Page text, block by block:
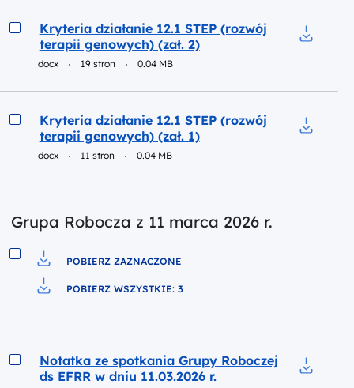
Podgląd
Kryteria działanie 12.1 STEP (rozwój
terapii genowych) (zał. 2)
docx 19 stron 0.04 MB
Podgląd
Kryteria działanie 12.1 STEP (rozwój
terapii genowych) (zał. 1)
docx 11 stron 0.04 MB
Grupa Robocza z 11 marca 2026 r.
Pobierz do pliku
POBIERZ ZAZNACZONE
POBIERZ WSZYSTKIE: 3
Podgląd
Notatka ze spotkania Grupy Roboczej
ds EFRR w dniu 11.03.2026 r.